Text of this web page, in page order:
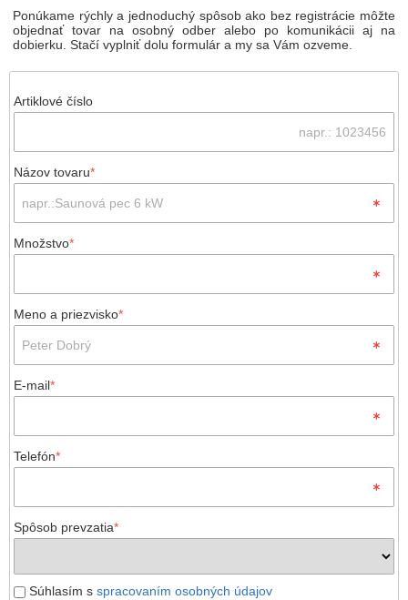
Ponúkame rýchly a jednoduchý spôsob ako bez registrácie môžte
objednať tovar na osobný odber alebo po komunikácii aj na
dobierku. Stačí vyplniť dolu formulár a my sa Vám ozveme.
Artiklové číslo
Názov tovaru*
Množstvo*
Meno a priezvisko*
E-mail*
Telefón*
Spôsob prevzatia*
Súhlasím s spracovaním osobných údajov